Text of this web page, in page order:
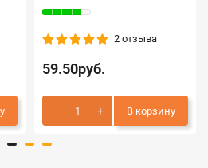
2 отзыва
59.50руб.
В корзину